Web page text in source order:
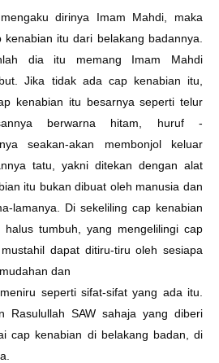
dirinya Imam Mahdi, maka
kenabian itu dari belakang badannya.
dia itu memang Imam Mahdi
Jika tidak ada cap kenabian itu,
kenabian itu besarnya seperti telur
berwarna hitam, huruf -
seakan-akan membonjol keluar
tatu, yakni ditekan dengan alat
itu bukan dibuat oleh manusia dan
lamanya. Di sekeliling cap kenabian
tumbuh, yang mengelilingi cap
dapat ditiru-tiru oleh sesiapa
dan
seperti sifat-sifat yang ada itu.
Rasulullah SAW sahaja yang diberi
cap kenabian di belakang badan, di